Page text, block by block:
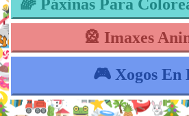
🌈 Páxinas Para
🎡 Imaxes
🎮 Xogos En